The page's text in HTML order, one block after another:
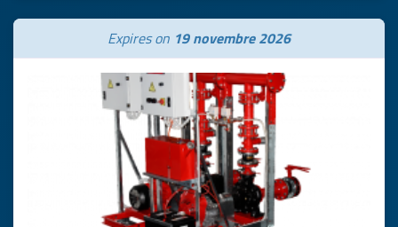
Expires on 19 novembre 2026